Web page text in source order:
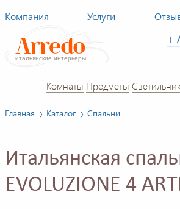
Компания Услуги
Комнаты Предметы
Главная Каталог Спальни
Итальянская
EVOLUZIONE 4